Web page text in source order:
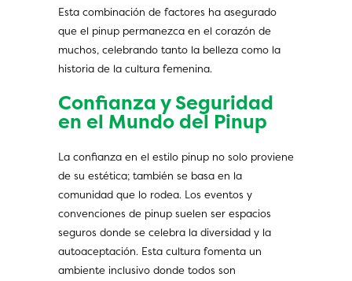
Esta combinación de factores ha asegurado
que el pinup permanezca en el corazón de
muchos, celebrando tanto la belleza como la
historia de la cultura femenina.
Confianza y Seguridad
en el Mundo del Pinup
La confianza en el estilo pinup no solo proviene
de su estética; también se basa en la
comunidad que lo rodea. Los eventos y
convenciones de pinup suelen ser espacios
seguros donde se celebra la diversidad y la
autoaceptación. Esta cultura fomenta un
ambiente inclusivo donde todos son